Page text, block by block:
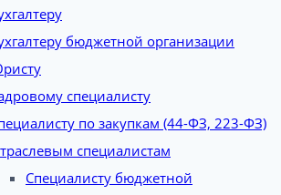
бюджетной организации
специалисту
по закупкам (44-ФЗ, 223-ФЗ)
специалистам
Специалисту бюджетной